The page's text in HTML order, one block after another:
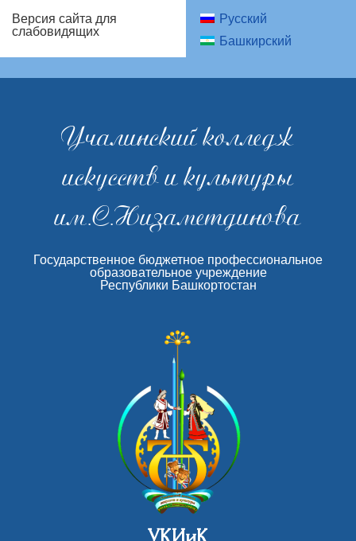
Версия сайта для
слабовидящих
Русский
Башкирский
Учалинский колледж
искусств и культуры
им.С.Низаметдинова
Государственное бюджетное профессиональное
образовательное учреждение
Республики Башкортостан